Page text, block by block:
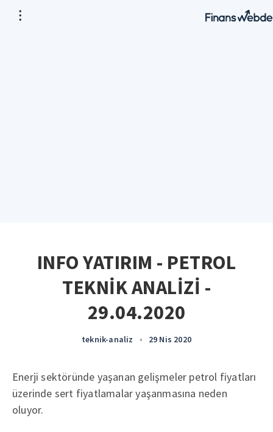
INFO YATIRIM - PETROL
TEKNİK ANALİZİ -
29.04.2020
teknik-analiz • 29 Nis 2020
Enerji sektöründe yaşanan gelişmeler petrol fiyatları
üzerinde sert fiyatlamalar yaşanmasına neden
oluyor.